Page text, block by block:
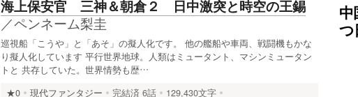
つ
海上保安官 三神＆朝倉２ 日中激突と時空の王錫
／ペンネーム梨圭
巡視船「こうや」と「あそ」の擬人化です。 他の艦船や車両、戦闘機もかな
り擬人化しています 平行世界地球。人類はミュータント、マシンミュータン
トと 共存していた。世界情勢も歴…
★0 現代ファンタジー 完結済 6話
129,430文字